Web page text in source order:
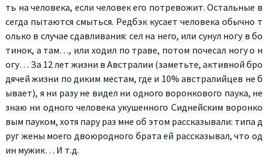
ть на человека, если человек его потревожит. Остальные в
сегда пытаются смыться. Редбэк кусает человека обычно т
олько в случае сдавливания: сел на него, или сунул ногу в бо
тинок, а там…, или ходил по траве, потом почесал ногу о н
огу… За 12 лет жизни в Австралии (заметьте, активной бро
дячей жизни по диким местам, где и 10% австралийцев не б
ывает), я ни разу не видел ни одного воронкового паука, не
знаю ни одного человека укушенного Сиднейским воронко
вым пауком, хотя пару раз мне об этом рассказывали: типа д
руг жены моего двоюродного брата ей рассказывал, что од
ин мужик… И т.д.